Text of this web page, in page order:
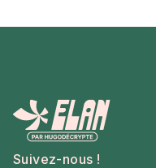
Suivez-nous !